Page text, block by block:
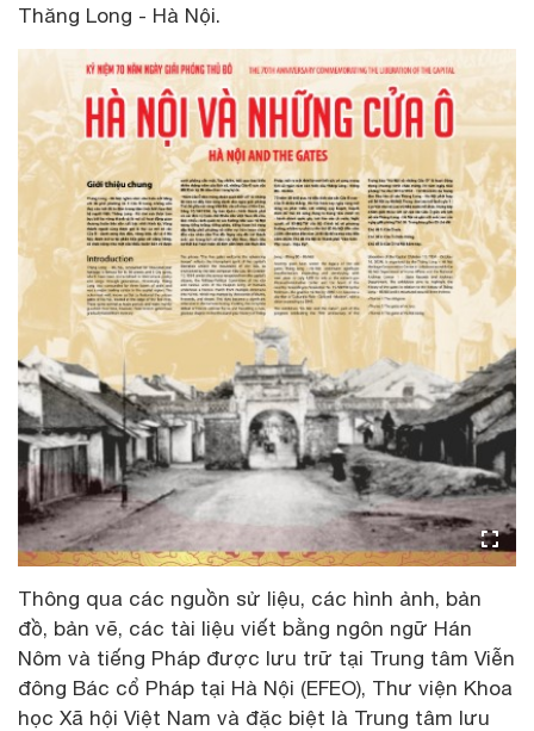
Thăng Long - Hà Nội.
Thông qua các nguồn sử liệu, các hình ảnh, bản
đồ, bản vẽ, các tài liệu viết bằng ngôn ngữ Hán
Nôm và tiếng Pháp được lưu trữ tại Trung tâm Viễn
đông Bác cổ Pháp tại Hà Nội (EFEO), Thư viện Khoa
học Xã hội Việt Nam và đặc biệt là Trung tâm lưu